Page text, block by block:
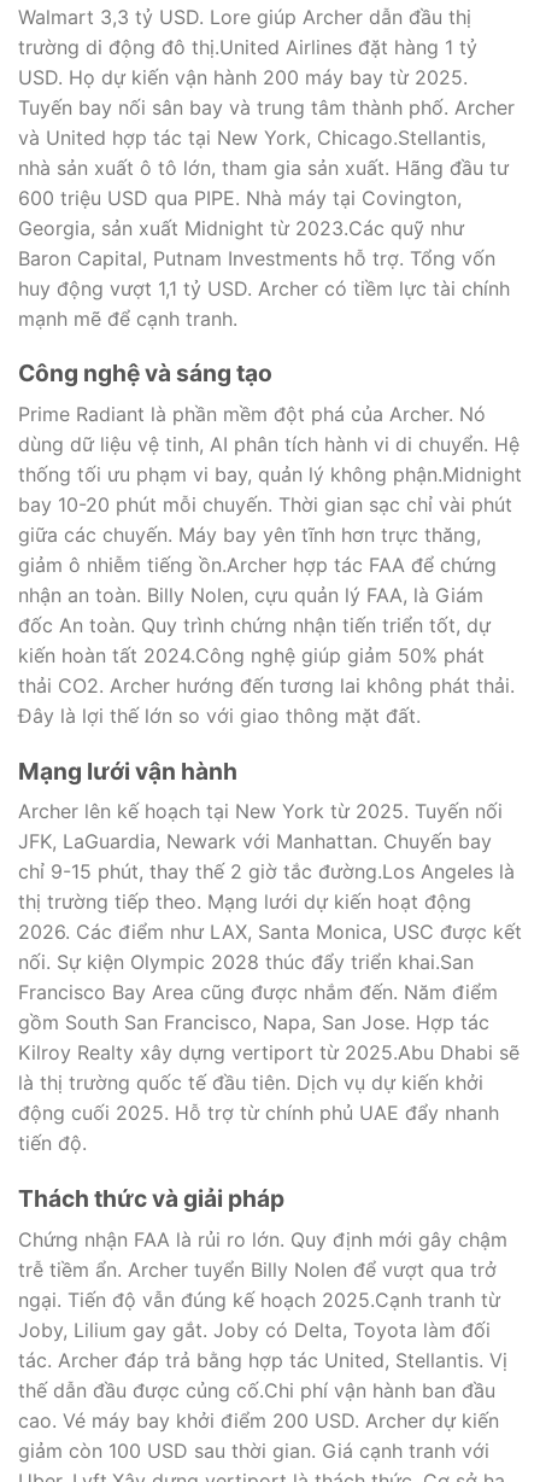
Walmart 3,3 tỷ USD. Lore giúp Archer dẫn đầu thị
trường di động đô thị.United Airlines đặt hàng 1 tỷ
USD. Họ dự kiến vận hành 200 máy bay từ 2025.
Tuyến bay nối sân bay và trung tâm thành phố. Archer
và United hợp tác tại New York, Chicago.Stellantis,
nhà sản xuất ô tô lớn, tham gia sản xuất. Hãng đầu tư
600 triệu USD qua PIPE. Nhà máy tại Covington,
Georgia, sản xuất Midnight từ 2023.Các quỹ như
Baron Capital, Putnam Investments hỗ trợ. Tổng vốn
huy động vượt 1,1 tỷ USD. Archer có tiềm lực tài chính
mạnh mẽ để cạnh tranh.
Công nghệ và sáng tạo
Prime Radiant là phần mềm đột phá của Archer. Nó
dùng dữ liệu vệ tinh, AI phân tích hành vi di chuyển. Hệ
thống tối ưu phạm vi bay, quản lý không phận.Midnight
bay 10-20 phút mỗi chuyến. Thời gian sạc chỉ vài phút
giữa các chuyến. Máy bay yên tĩnh hơn trực thăng,
giảm ô nhiễm tiếng ồn.Archer hợp tác FAA để chứng
nhận an toàn. Billy Nolen, cựu quản lý FAA, là Giám
đốc An toàn. Quy trình chứng nhận tiến triển tốt, dự
kiến hoàn tất 2024.Công nghệ giúp giảm 50% phát
thải CO2. Archer hướng đến tương lai không phát thải.
Đây là lợi thế lớn so với giao thông mặt đất.
Mạng lưới vận hành
Archer lên kế hoạch tại New York từ 2025. Tuyến nối
JFK, LaGuardia, Newark với Manhattan. Chuyến bay
chỉ 9-15 phút, thay thế 2 giờ tắc đường.Los Angeles là
thị trường tiếp theo. Mạng lưới dự kiến hoạt động
2026. Các điểm như LAX, Santa Monica, USC được kết
nối. Sự kiện Olympic 2028 thúc đẩy triển khai.San
Francisco Bay Area cũng được nhắm đến. Năm điểm
gồm South San Francisco, Napa, San Jose. Hợp tác
Kilroy Realty xây dựng vertiport từ 2025.Abu Dhabi sẽ
là thị trường quốc tế đầu tiên. Dịch vụ dự kiến khởi
động cuối 2025. Hỗ trợ từ chính phủ UAE đẩy nhanh
tiến độ.
Thách thức và giải pháp
Chứng nhận FAA là rủi ro lớn. Quy định mới gây chậm
trễ tiềm ẩn. Archer tuyển Billy Nolen để vượt qua trở
ngại. Tiến độ vẫn đúng kế hoạch 2025.Cạnh tranh từ
Joby, Lilium gay gắt. Joby có Delta, Toyota làm đối
tác. Archer đáp trả bằng hợp tác United, Stellantis. Vị
thế dẫn đầu được củng cố.Chi phí vận hành ban đầu
cao. Vé máy bay khởi điểm 200 USD. Archer dự kiến
giảm còn 100 USD sau thời gian. Giá cạnh tranh với